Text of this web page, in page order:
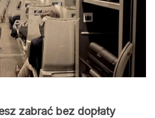
zabrać bez dopłaty